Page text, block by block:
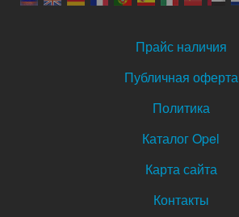
Прайс наличия
Публичная оферта
Политика
Каталог Opel
Карта сайта
Контакты